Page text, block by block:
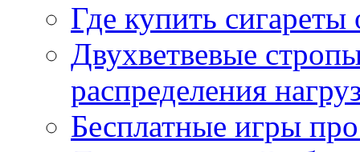
Где купить
Двухветвевые
распределения
Бесплатные игры